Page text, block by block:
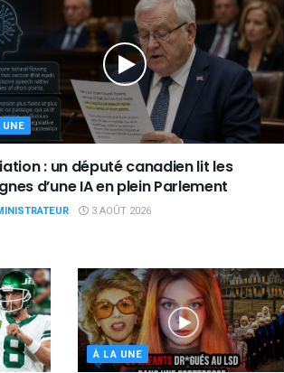
: un député canadien lit les
d’une IA en plein Parlement
3 AOÛT 2026
À LA UNE